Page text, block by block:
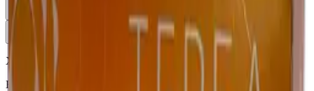
Характеристики
Бренд